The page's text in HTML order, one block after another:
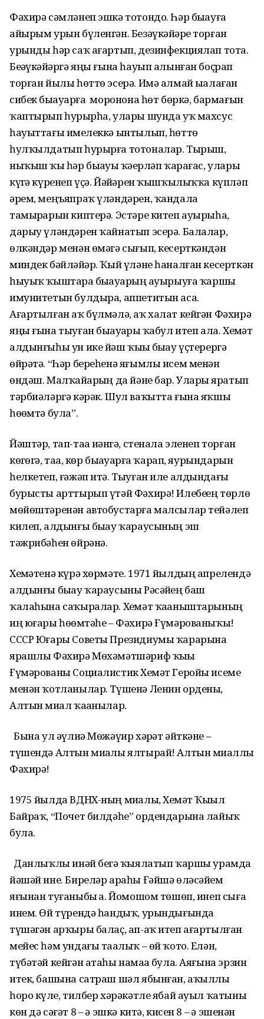
Фәхирә сәмләнеп эшкә тотондо. Һәр быҙауға
айырым урын бүленгән. Безәүкәйҙәре торған
урынды һәр саҡ ағартып, дезинфекциялап тота.
Беҙәүкәйҙәргә яңы ғына һауып алынған боҫрап
торған йылы һөттө эсерә. Имә алмай ыҙалаған
сибек быҙауҙарға моронона һөт бөркә, бармағын
ҡаптырып һурҙырһа, улары шунда уҡ махсус
һауыттағы имеҙлеккә ынтылып, һөттө
һулҡылдатып һурырға тотоналар. Тырыш,
ныҡыш ҡыҙ һәр быҙауҙы ҡәҙерләп ҡарағас, улары
күҙгә күренеп үҫә. Йәйҙәрен ҡышҡылыҡҡа күпләп
әрем, меңъяпраҡ үләндәрен, ҡандала
тамырҙарын киптерә. Эстәре китеп ауырыһа,
дарыу үләндәрен ҡайнатып эсерә. Балалар,
өлкәндәр менән өмәгә сығып, кесерткәндән
миндек бәйләйҙәр. Ҡый үләне һаналған кесерткән
һыуыҡ ҡыштарҙа быҙауҙарҙың ауырыуға ҡаршы
имунитетын булдыра, аппетитын аса.
Ағартылған аҡ бүлмәлә, аҡ халат кейгән Фәхирә
яңы ғына тыуған быҙауҙарҙы ҡабул итеп ала. Хеҙмәт
алдынғыһы ун ике йәш ҡыҙҙы быҙау үҫтерергә
өйрәтә. “Һәр береһенә яғымлы исем менән
өндәш. Малҡайҙарҙың да йәне бар. Уларҙы яратып
тәрбиәләргә кәрәк. Шул ваҡытта ғына яҡшы
һөҙөмтә була”.
Йәштәр, тап-таҙа иҙәнгә, стенала эленеп торған
көҙгөгә, таҙа, көр быҙауҙарға ҡарап, яурындарын
һелкетеп, ғәжәп итә. Тыуған иле алдындағы
бурысты арттырып үтәй Фәхирә! Илебеҙҙең төрлө
мөйөштәренән автобустарға малсылар тейәлеп
килеп, алдынғы быҙау ҡараусының эш
тәжрибәһен өйрәнә.
Хеҙмәтенә күрә хөрмәте. 1971 йылдың апрелендә
алдынғы быҙау ҡараусыны Рәсәйҙең баш
ҡалаһына саҡыралар. Хеҙмәт ҡаҙаныштарының
иң юғары һөҙөмтәһе – Фәхирә Ғүмәрованыҡы!
СССР Юғары Советы Президиумы ҡарарына
ярашлы Фәхирә Мөхәмәтшәриф ҡыҙы
Ғүмәрованы Социалистик Хеҙмәт Геройы исеме
менән ҡотланылар. Түшенә Ленин ордены,
Алтын миҙал ҡаҙанылар.
Бына ул әүлиә Мөжәүир хәҙрәт әйткәне –
түшендә Алтын миҙалы ялтырай! Алтын миҙаллы
Фәхирә!
1975 йылда ВДНХ-ның миҙалы, Хеҙмәт Ҡыҙыл
Байраҡ, “Почет билдәһе” ордендарына лайыҡ
була.
Данлыҡлы инәй беҙгә ҡыялатып ҡаршы урамда
йәшәй ине. Биреләр араһы Ғәйшә өләсәйем
яғынан туғаныбыҙ ҙа. Йомошом төшөп, инеп сыға
инем. Өй түрендә һандыҡ, урындығында
түшәгән арҡыры балаҫ, ап-аҡ итеп ағартылған
мейес һәм ундағы таҙалыҡ – өй ҡото. Елән,
түбәтәй кейгән атаһы намаҙҙа була. Аяғына эрзин
итек, башына сатраш шәл ябынған, аҡыллы
һоро күҙле, тилбер хәрәкәтле ябай ауыл ҡатыны
көн дә сәғәт 8 – ҙә эшкә китә, кисен 8 – ҙә эшенән